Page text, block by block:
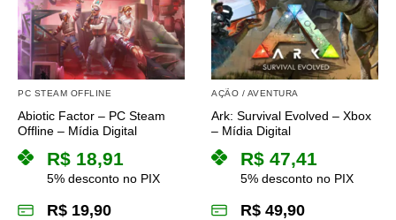
PC STEAM OFFLINE
Abiotic Factor – PC Steam
Offline – Mídia Digital
R$ 18,91
5% desconto no PIX
R$ 19,90
AÇÃO / AVENTURA
Ark: Survival Evolved – Xbox
– Mídia Digital
R$ 47,41
5% desconto no PIX
R$ 49,90